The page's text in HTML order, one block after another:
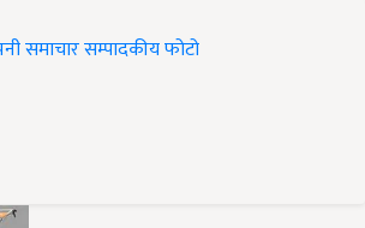
समाचारसम्पादकीयफोटो